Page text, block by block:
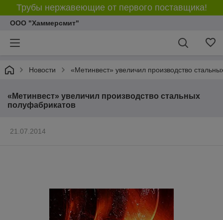
Трубы нержавеющие от первого поставщика!
ООО "Хаммерсмит"
Новости «Метинвест» увеличил производство
«Метинвест» увеличил производство стальных
полуфабрикатов
21.07.2014